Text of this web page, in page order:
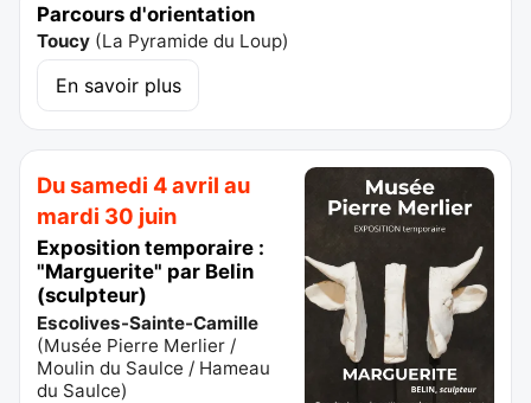
Parcours d'orientation
Toucy (La Pyramide du Loup)
En savoir plus
Du samedi 4 avril au
mardi 30 juin
Exposition temporaire :
"Marguerite" par Belin
(sculpteur)
Escolives-Sainte-Camille
(Musée Pierre Merlier /
Moulin du Saulce / Hameau
du Saulce)